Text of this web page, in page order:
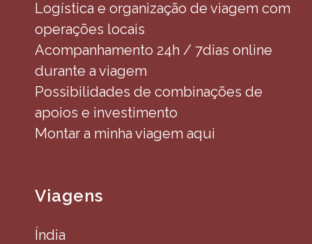
Logística e organização de viagem com
operações locais
Acompanhamento 24h / 7dias online
durante a viagem
Possibilidades de combinações de
apoios e investimento
Montar a minha viagem aqui
Viagens
Índia